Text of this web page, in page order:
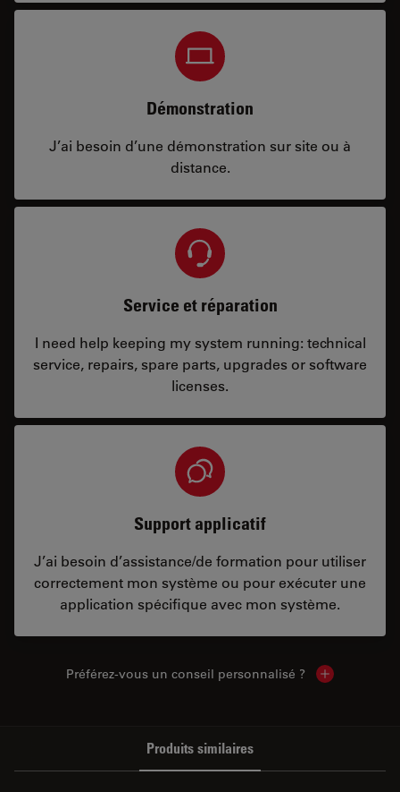
Démonstration
J’ai besoin d’une démonstration sur site ou à
distance.
Service et réparation
I need help keeping my system running: technical
service, repairs, spare parts, upgrades or software
licenses.
Support applicatif
J’ai besoin d’assistance/de formation pour utiliser
correctement mon système ou pour exécuter une
application spécifique avec mon système.
Préférez-vous un conseil personnalisé ? Show local
Produits similaires